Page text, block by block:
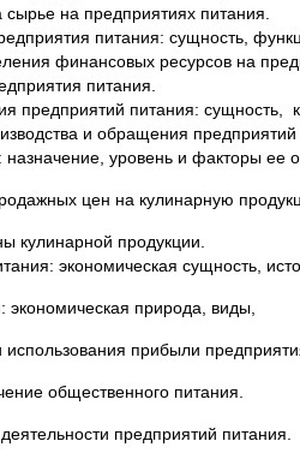
на предприятиях питания.
питания: сущность,
финансовых ресурсов на
питания.
предприятий питания: сущность,
и обращения предприятий
уровень и факторы ее
цен на кулинарную
кулинарной продукции.
экономическая сущность,
природа, виды,
прибыли
общественного питания.
предприятий питания.